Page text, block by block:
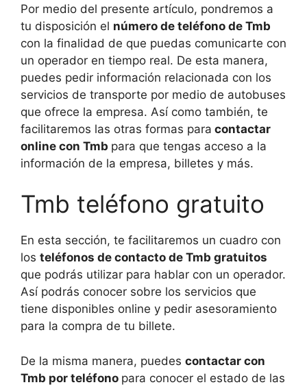
Por medio del presente artículo, pondremos a
tu disposición el número de teléfono de Tmb
con la finalidad de que puedas comunicarte con
un operador en tiempo real. De esta manera,
puedes pedir información relacionada con los
servicios de transporte por medio de autobuses
que ofrece la empresa. Así como también, te
facilitaremos las otras formas para contactar
online con Tmb para que tengas acceso a la
información de la empresa, billetes y más.
Tmb teléfono gratuito
En esta sección, te facilitaremos un cuadro con
los teléfonos de contacto de Tmb gratuitos
que podrás utilizar para hablar con un operador.
Así podrás conocer sobre los servicios que
tiene disponibles online y pedir asesoramiento
para la compra de tu billete.
De la misma manera, puedes contactar con
Tmb por teléfono para conocer el estado de las